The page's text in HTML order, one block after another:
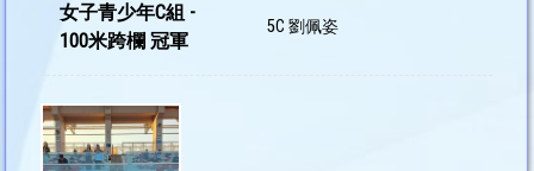
女子青少年C組 -
100米跨欄 冠軍
5C 劉佩姿